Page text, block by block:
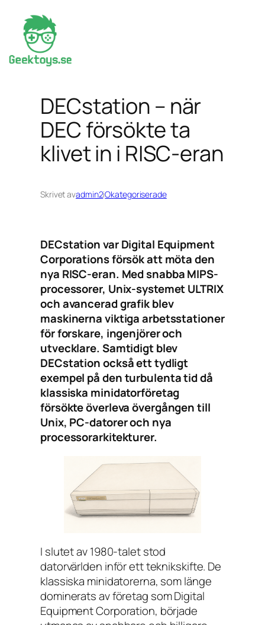
Hoppa
innehåll
DECstation – när
DEC försökte ta
klivet in i RISC-eran
Skrivet avadmin2iOkategoriserade
DECstation var Digital Equipment
Corporations försök att möta den
nya RISC-eran. Med snabba MIPS-
processorer, Unix-systemet ULTRIX
och avancerad grafik blev
maskinerna viktiga arbetsstationer
för forskare, ingenjörer och
utvecklare. Samtidigt blev
DECstation också ett tydligt
exempel på den turbulenta tid då
klassiska minidatorföretag
försökte överleva övergången till
Unix, PC-datorer och nya
processorarkitekturer.
I slutet av 1980-talet stod
datorvärlden inför ett teknikskifte. De
klassiska minidatorerna, som länge
dominerats av företag som Digital
Equipment Corporation, började